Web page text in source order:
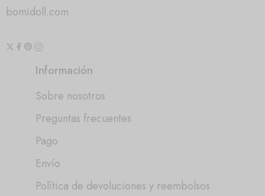
bomidoll.com
Información
Sobre nosotros
Preguntas frecuentes
Pago
Envío
Política de devoluciones y reembolsos